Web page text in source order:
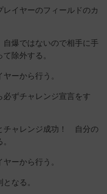
イヤーのフィールドのカ
爆ではないので相手に手
除外する。
ーから行う。
ずチャレンジ宣言をす
チャレンジ成功！ 自分の
ーから行う。
なる。